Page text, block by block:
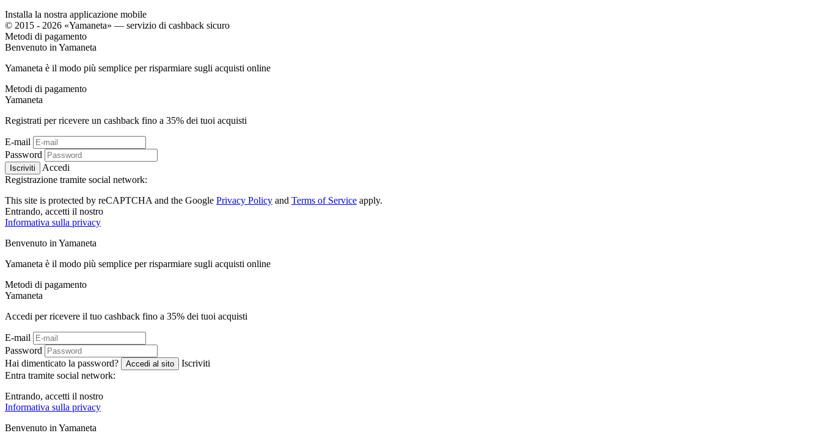
Installa la nostra applicazione mobile
© 2015 - 2026 «Yamaneta» — servizio di cashback sicuro
Metodi di pagamento
Benvenuto in Yamaneta
Yamaneta è il modo più semplice per risparmiare sugli acquisti online
Metodi di pagamento
Yamaneta
Registrati per ricevere un cashback fino a 35% dei tuoi acquisti
E-mail
Password
Iscriviti
Accedi
Registrazione tramite social network:
This site is protected by reCAPTCHA and the Google Privacy Policy and Terms of Service apply.
Entrando, accetti il ​​nostro
Informativa sulla privacy
Benvenuto in Yamaneta
Yamaneta è il modo più semplice per risparmiare sugli acquisti online
Metodi di pagamento
Yamaneta
Accedi per ricevere il tuo cashback fino a 35% dei tuoi acquisti
E-mail
Password
Hai dimenticato la password?
Accedi al sito
Iscriviti
Entra tramite social network:
Entrando, accetti il ​​nostro
Informativa sulla privacy
Benvenuto in Yamaneta